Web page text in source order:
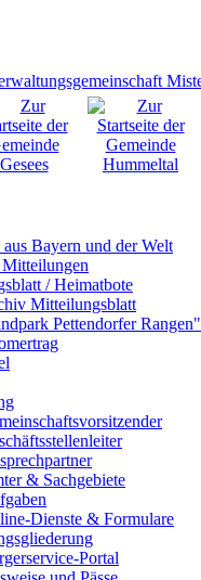
Bayern und der Welt
/ Heimatbote
Mitteilungsblatt
Pettendorfer Rangen"
& Sachgebiete
Dienste & Formulare
Portal